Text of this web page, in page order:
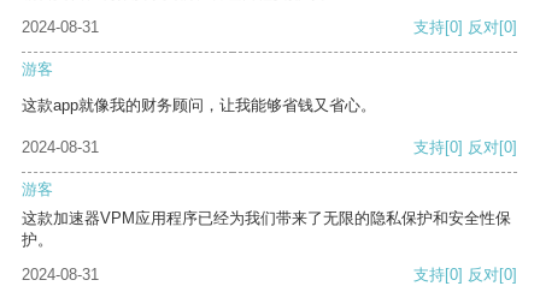
2024-08-31
支持[0] 反对[0]
游客
这款app就像我的财务顾问，让我能够省钱又省心。
2024-08-31 支持[0] 反对[0]
游客
这款加速器VPM应用程序已经为我们带来了无限的隐私保护和安全性保
护。
2024-08-31
支持[0] 反对[0]